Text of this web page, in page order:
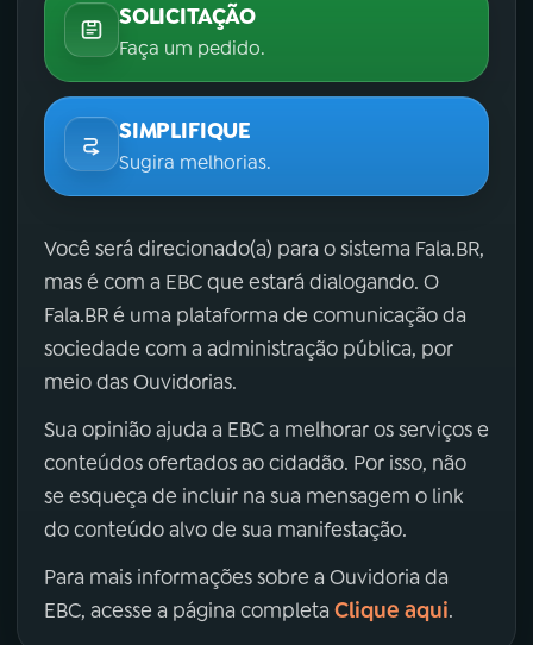
SOLICITAÇÃO
Faça um pedido.
SIMPLIFIQUE
Sugira melhorias.
Você será direcionado(a) para o sistema Fala.BR,
mas é com a EBC que estará dialogando. O
Fala.BR é uma plataforma de comunicação da
sociedade com a administração pública, por
meio das Ouvidorias.
Sua opinião ajuda a EBC a melhorar os serviços e
conteúdos ofertados ao cidadão. Por isso, não
se esqueça de incluir na sua mensagem o link
do conteúdo alvo de sua manifestação.
Para mais informações sobre a Ouvidoria da
EBC, acesse a página completa Clique aqui.